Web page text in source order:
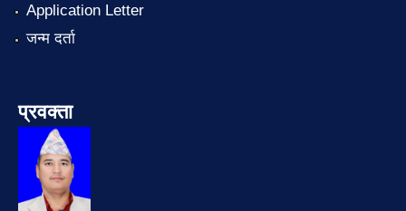
Application Letter
जन्म दर्ता
प्रवक्ता